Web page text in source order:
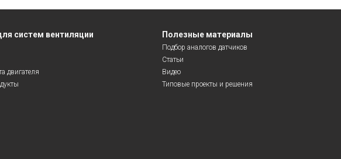
систем вентиляции
двигателя
Полезные материалы
Подбор аналогов датчиков
Статьи
Видео
Типовые проекты и решения